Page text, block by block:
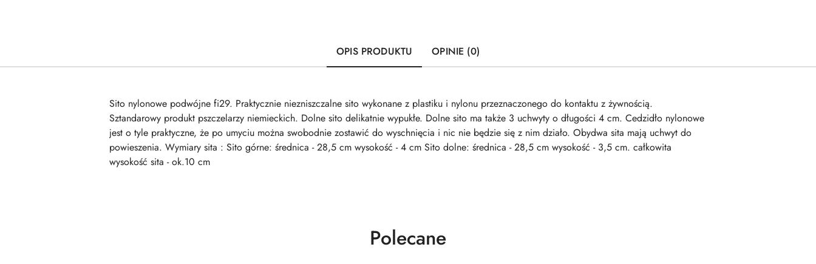
OPIS PRODUKTU OPINIE (0)
Sito nylonowe podwójne fi29. Praktycznie niezniszczalne sito wykonane z plastiku i nylonu przeznaczonego do kontaktu z żywnością.
Sztandarowy produkt pszczelarzy niemieckich. Dolne sito delikatnie wypukłe. Dolne sito ma także 3 uchwyty o długości 4 cm. Cedzidło nylonowe
jest o tyle praktyczne, że po umyciu można swobodnie zostawić do wyschnięcia i nic nie będzie się z nim działo. Obydwa sita mają uchwyt do
powieszenia. Wymiary sita : Sito górne: średnica - 28,5 cm wysokość - 4 cm Sito dolne: średnica - 28,5 cm wysokość - 3,5 cm. całkowita
wysokość sita - ok.10 cm
Produkty
Polecane